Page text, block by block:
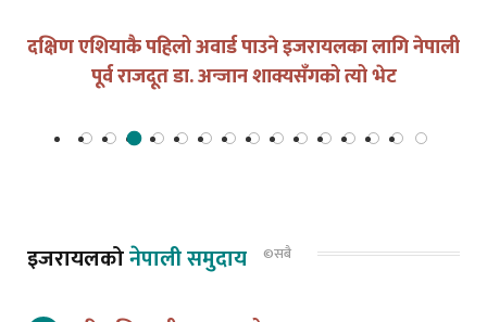
दक्षिण एशियाकै पहिलो अवार्ड पाउने इजरायलका लागि नेपाली
पूर्व राजदूत डा. अन्जान शाक्यसँगको त्यो भेट
इजरायलकोनेपाली समुदाय ©सबै